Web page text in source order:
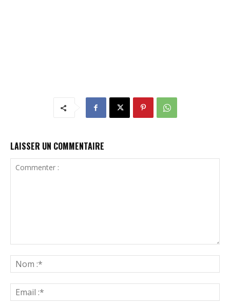
LAISSER UN COMMENTAIRE
:*
:*